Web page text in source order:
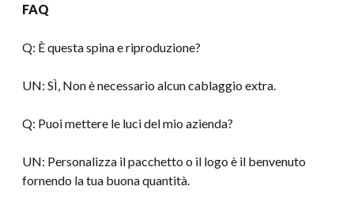
FAQ
Q: È questa spina e riproduzione?
UN: SÌ, Non è necessario alcun cablaggio extra.
Q: Puoi mettere le luci del mio azienda?
UN: Personalizza il pacchetto o il logo è il benvenuto
fornendo la tua buona quantità.